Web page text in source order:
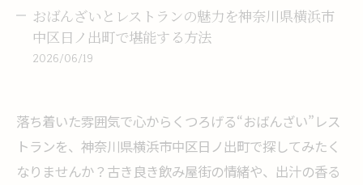
おばんざいとレストランの魅力を神奈川県横浜市
中区日ノ出町で堪能する方法
2026/06/19
落ち着いた雰囲気で心からくつろげる“おばんざい”レス
トランを、神奈川県横浜市中区日ノ出町で探してみたく
なりませんか？古き良き飲み屋街の情緒や、出汁の香る